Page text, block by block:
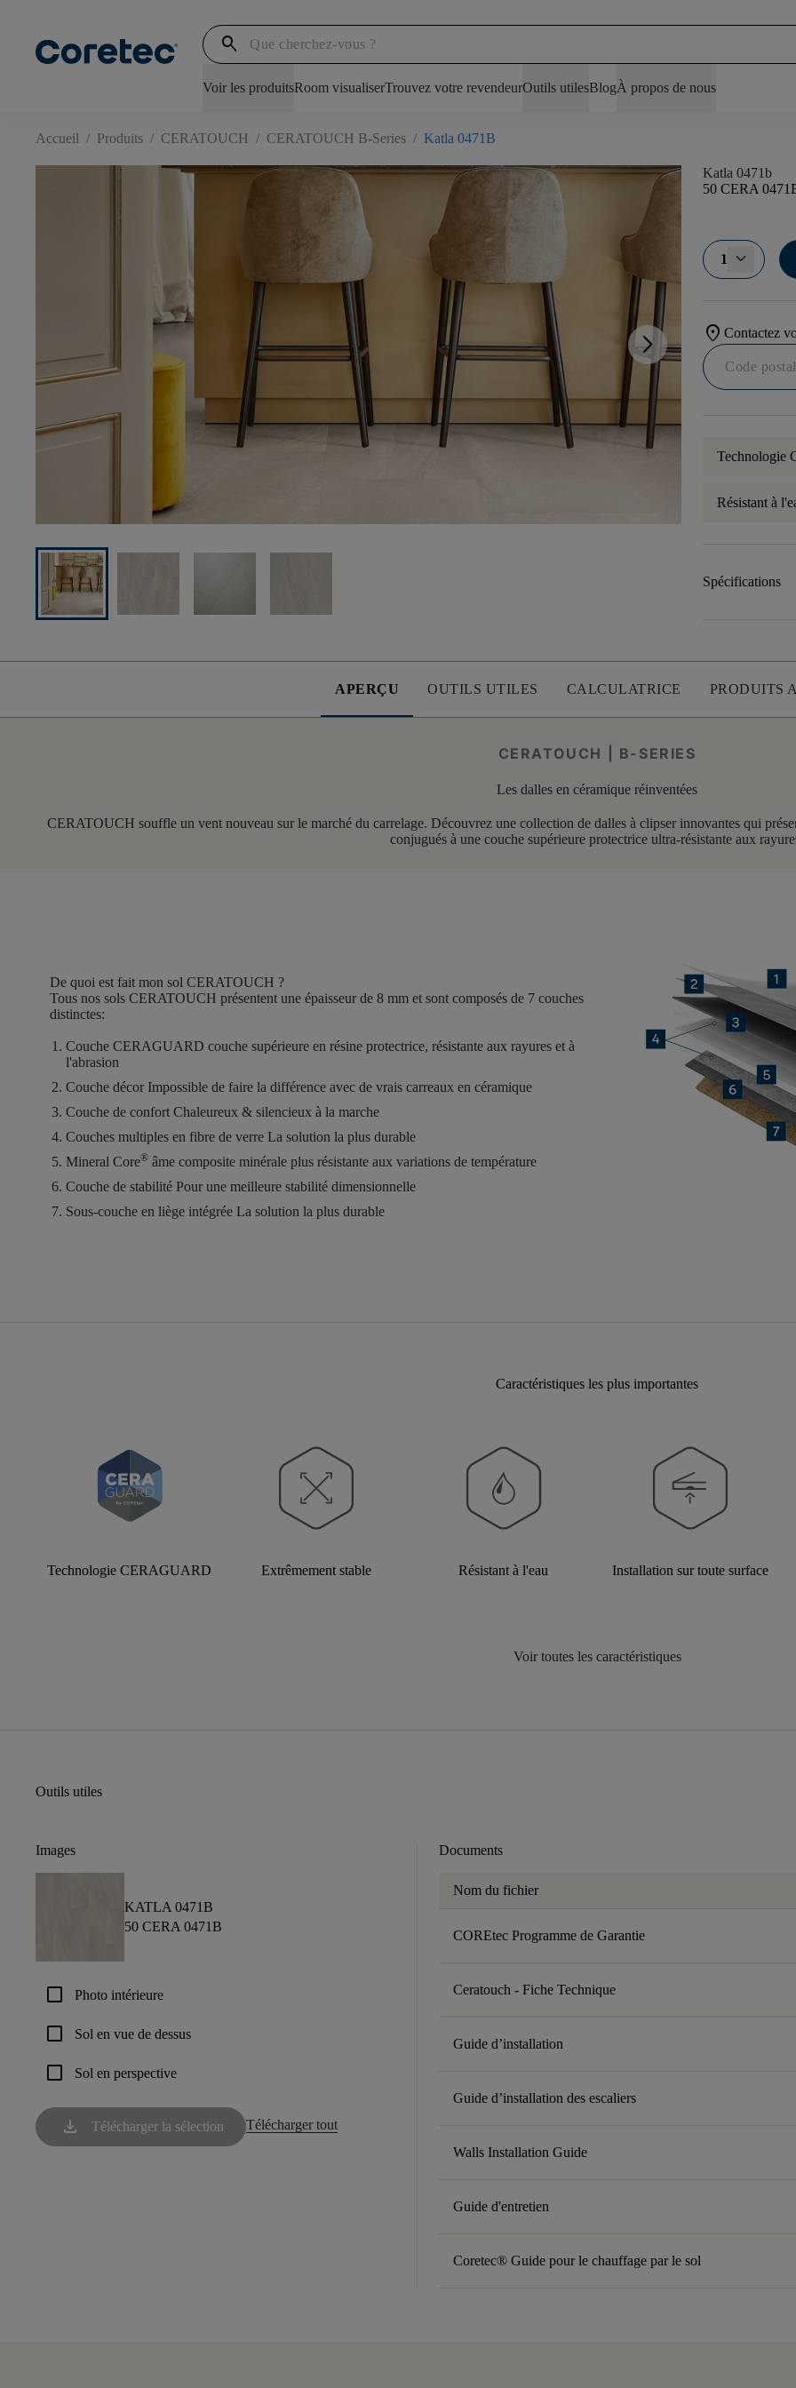
search
Voir les produitsRoom visualiserTrouvez votre revendeurOutils utilesBlogÀ propos de nous
Accueil / Produits / CERATOUCH / CERATOUCH B-Series / Katla 0471B
arrow_forward_ios
Katla 0471b
50 CERA
1
location_onContactez
Technologie
Résistant à
Spécifications
APERÇU OUTILS UTILES CALCULATRICE PRODUITS
CERATOUCH | B-SERIES
Les dalles en céramique réinventées
CERATOUCH souffle un vent nouveau sur le marché du carrelage. Découvrez une collection de dalles à clipser innovantes qui
conjugués à une couche supérieure protectrice ultra-résistante aux
De quoi est fait mon sol CERATOUCH ?
Tous nos sols CERATOUCH présentent une épaisseur de 8 mm et sont composés de 7 couches
distinctes:
Couche CERAGUARD couche supérieure en résine protectrice, résistante aux rayures et à
l'abrasion
Couche décor Impossible de faire la différence avec de vrais carreaux en céramique
Couche de confort Chaleureux & silencieux à la marche
Couches multiples en fibre de verre La solution la plus durable
Mineral Core® âme composite minérale plus résistante aux variations de température
Couche de stabilité Pour une meilleure stabilité dimensionnelle
Sous-couche en liège intégrée La solution la plus durable
Caractéristiques les plus importantes
Technologie CERAGUARD Extrêmement stable Résistant à l'eau Installation sur toute surface
Voir toutes les caractéristiques
Outils utiles
Images
KATLA 0471B
50 CERA 0471B
check_box_outline_blank Photo intérieure
check_box_outline_blank Sol en vue de dessus
check_box_outline_blank Sol en perspective
download Télécharger la sélection Télécharger tout
Documents
Nom du fichier
COREtec Programme de Garantie
Ceratouch - Fiche Technique
Guide d’installation
Guide d’installation des escaliers
Walls Installation Guide
Guide d'entretien
Coretec® Guide pour le chauffage par le sol